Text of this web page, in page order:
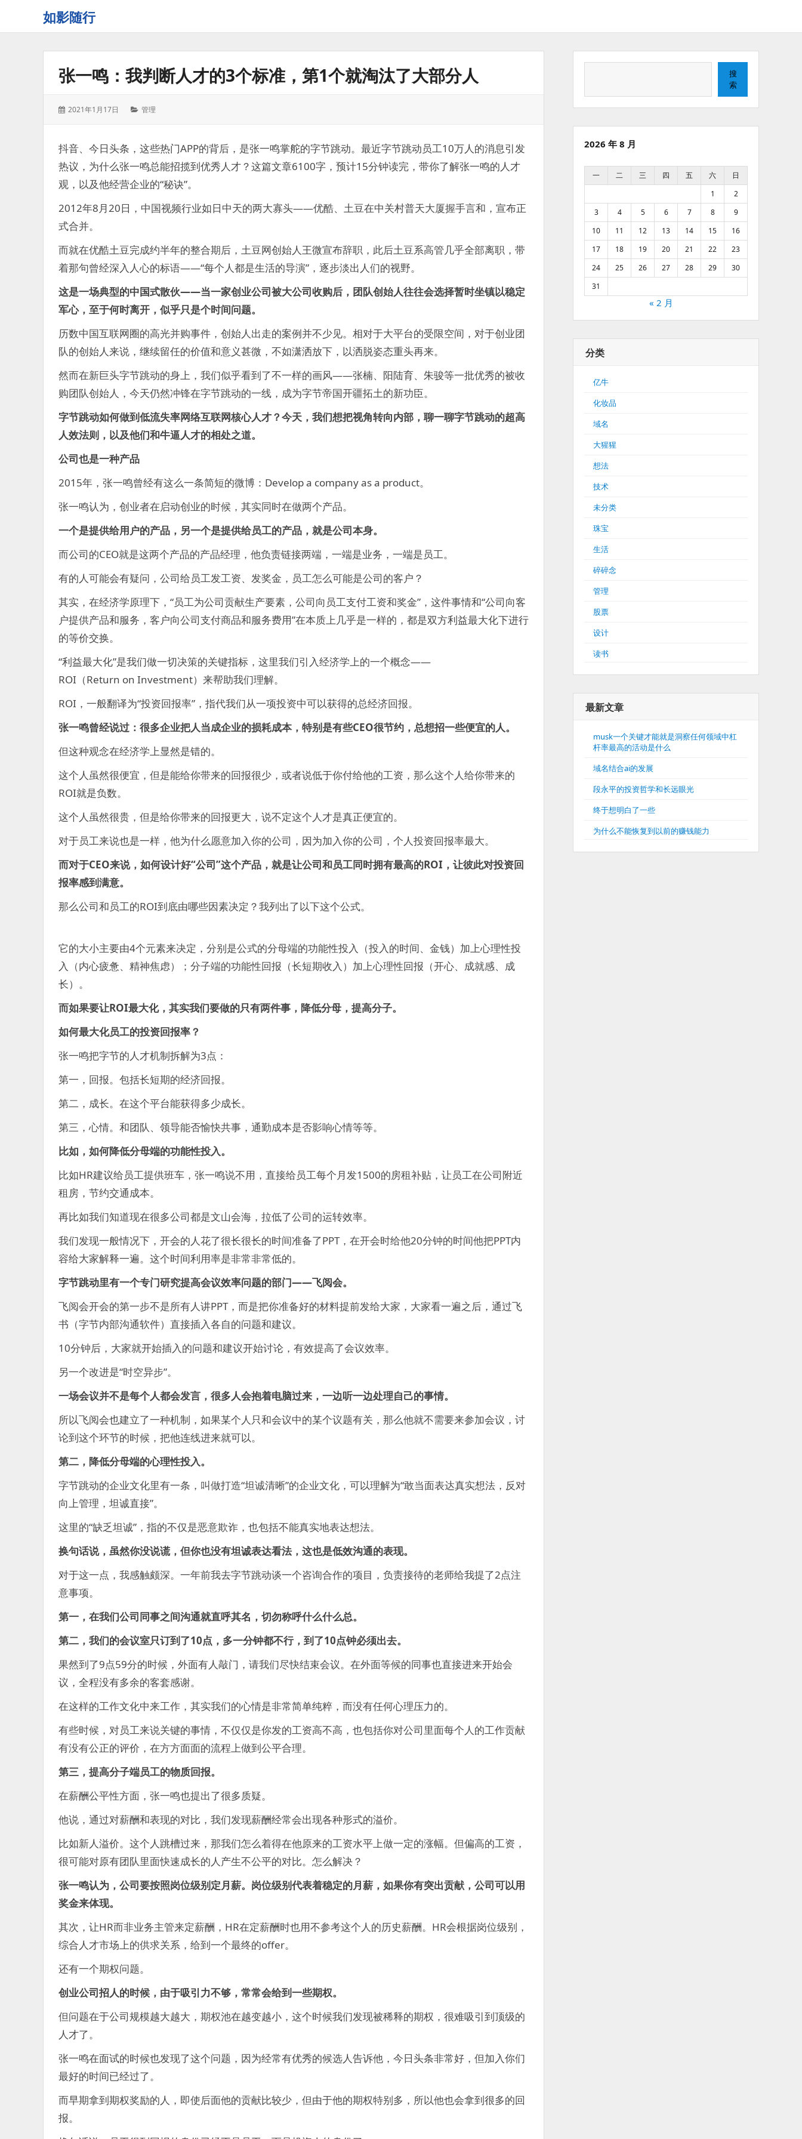
如影随行
果
的，
张一鸣：我判断人才的3个标准，第1个就淘汰了大部分人
发
2021年1月17日
分
管理
抖音、今日头条，这些热门APP的背后，是张一鸣掌舵的字节跳动。最近字节跳动员工10万人的消息引发
热议，为什么张一鸣总能招揽到优秀人才？这篇文章6100字，预计15分钟读完，带你了解张一鸣的人才
观，以及他经营企业的“秘诀”。
2012年8月20日，中国视频行业如日中天的两大寡头——优酷、土豆在中关村普天大厦握手言和，宣布正
式合并。
而就在优酷土豆完成约半年的整合期后，土豆网创始人王微宣布辞职，此后土豆系高管几乎全部离职，带
着那句曾经深入人心的标语——“每个人都是生活的导演”，逐步淡出人们的视野。
这是一场典型的中国式散伙——当一家创业公司被大公司收购后，团队创始人往往会选择暂时坐镇以稳定
军心，至于何时离开，似乎只是个时间问题。
历数中国互联网圈的高光并购事件，创始人出走的案例并不少见。相对于大平台的受限空间，对于创业团
队的创始人来说，继续留任的价值和意义甚微，不如潇洒放下，以洒脱姿态重头再来。
然而在新巨头字节跳动的身上，我们似乎看到了不一样的画风——张楠、阳陆育、朱骏等一批优秀的被收
购团队创始人，今天仍然冲锋在字节跳动的一线，成为字节帝国开疆拓土的新功臣。
字节跳动如何做到低流失率网络互联网核心人才？今天，我们想把视角转向内部，聊一聊字节跳动的超高
人效法则，以及他们和牛逼人才的相处之道。
公司也是一种产品
2015年，张一鸣曾经有这么一条简短的微博：Develop a company as a product。
张一鸣认为，创业者在启动创业的时候，其实同时在做两个产品。
一个是提供给用户的产品，另一个是提供给员工的产品，就是公司本身。
而公司的CEO就是这两个产品的产品经理，他负责链接两端，一端是业务，一端是员工。
有的人可能会有疑问，公司给员工发工资、发奖金，员工怎么可能是公司的客户？
其实，在经济学原理下，“员工为公司贡献生产要素，公司向员工支付工资和奖金”，这件事情和“公司向客
户提供产品和服务，客户向公司支付商品和服务费用”在本质上几乎是一样的，都是双方利益最大化下进行
的等价交换。
“利益最大化”是我们做一切决策的关键指标，这里我们引入经济学上的一个概念——
ROI（Return on Investment）来帮助我们理解。
ROI，一般翻译为“投资回报率”，指代我们从一项投资中可以获得的总经济回报。
张一鸣曾经说过：很多企业把人当成企业的损耗成本，特别是有些CEO很节约，总想招一些便宜的人。
但这种观念在经济学上显然是错的。
这个人虽然很便宜，但是能给你带来的回报很少，或者说低于你付给他的工资，那么这个人给你带来的
ROI就是负数。
这个人虽然很贵，但是给你带来的回报更大，说不定这个人才是真正便宜的。
对于员工来说也是一样，他为什么愿意加入你的公司，因为加入你的公司，个人投资回报率最大。
而对于CEO来说，如何设计好“公司”这个产品，就是让公司和员工同时拥有最高的ROI，让彼此对投资回
报率感到满意。
那么公司和员工的ROI到底由哪些因素决定？我列出了以下这个公式。
它的大小主要由4个元素来决定，分别是公式的分母端的功能性投入（投入的时间、金钱）加上心理性投
入（内心疲惫、精神焦虑）；分子端的功能性回报（长短期收入）加上心理性回报（开心、成就感、成
长）。
而如果要让ROI最大化，其实我们要做的只有两件事，降低分母，提高分子。
如何最大化员工的投资回报率？
张一鸣把字节的人才机制拆解为3点：
第一，回报。包括长短期的经济回报。
第二，成长。在这个平台能获得多少成长。
第三，心情。和团队、领导能否愉快共事，通勤成本是否影响心情等等。
比如，如何降低分母端的功能性投入。
比如HR建议给员工提供班车，张一鸣说不用，直接给员工每个月发1500的房租补贴，让员工在公司附近
租房，节约交通成本。
再比如我们知道现在很多公司都是文山会海，拉低了公司的运转效率。
我们发现一般情况下，开会的人花了很长很长的时间准备了PPT，在开会时给他20分钟的时间他把PPT内
容给大家解释一遍。这个时间利用率是非常非常低的。
字节跳动里有一个专门研究提高会议效率问题的部门——飞阅会。
飞阅会开会的第一步不是所有人讲PPT，而是把你准备好的材料提前发给大家，大家看一遍之后，通过飞
书（字节内部沟通软件）直接插入各自的问题和建议。
10分钟后，大家就开始插入的问题和建议开始讨论，有效提高了会议效率。
另一个改进是“时空异步”。
一场会议并不是每个人都会发言，很多人会抱着电脑过来，一边听一边处理自己的事情。
所以飞阅会也建立了一种机制，如果某个人只和会议中的某个议题有关，那么他就不需要来参加会议，讨
论到这个环节的时候，把他连线进来就可以。
第二，降低分母端的心理性投入。
字节跳动的企业文化里有一条，叫做打造“坦诚清晰”的企业文化，可以理解为“敢当面表达真实想法，反对
向上管理，坦诚直接”。
这里的“缺乏坦诚”，指的不仅是恶意欺诈，也包括不能真实地表达想法。
换句话说，虽然你没说谎，但你也没有坦诚表达看法，这也是低效沟通的表现。
对于这一点，我感触颇深。一年前我去字节跳动谈一个咨询合作的项目，负责接待的老师给我提了2点注
意事项。
第一，在我们公司同事之间沟通就直呼其名，切勿称呼什么什么总。
第二，我们的会议室只订到了10点，多一分钟都不行，到了10点钟必须出去。
果然到了9点59分的时候，外面有人敲门，请我们尽快结束会议。在外面等候的同事也直接进来开始会
议，全程没有多余的客套感谢。
在这样的工作文化中来工作，其实我们的心情是非常简单纯粹，而没有任何心理压力的。
有些时候，对员工来说关键的事情，不仅仅是你发的工资高不高，也包括你对公司里面每个人的工作贡献
有没有公正的评价，在方方面面的流程上做到公平合理。
第三，提高分子端员工的物质回报。
在薪酬公平性方面，张一鸣也提出了很多质疑。
他说，通过对薪酬和表现的对比，我们发现薪酬经常会出现各种形式的溢价。
比如新人溢价。这个人跳槽过来，那我们怎么着得在他原来的工资水平上做一定的涨幅。但偏高的工资，
很可能对原有团队里面快速成长的人产生不公平的对比。怎么解决？
张一鸣认为，公司要按照岗位级别定月薪。岗位级别代表着稳定的月薪，如果你有突出贡献，公司可以用
奖金来体现。
其次，让HR而非业务主管来定薪酬，HR在定薪酬时也用不参考这个人的历史薪酬。HR会根据岗位级别，
综合人才市场上的供求关系，给到一个最终的offer。
还有一个期权问题。
创业公司招人的时候，由于吸引力不够，常常会给到一些期权。
但问题在于公司规模越大越大，期权池在越变越小，这个时候我们发现被稀释的期权，很难吸引到顶级的
人才了。
张一鸣在面试的时候也发现了这个问题，因为经常有优秀的候选人告诉他，今日头条非常好，但加入你们
最好的时间已经过了。
而早期拿到期权奖励的人，即使后面他的贡献比较少，但由于他的期权特别多，所以他也会拿到很多的回
报。
搜
索
2026 年 8 月
一 二 三 四 五 六
日
1
2
3
4 5 6 7 8
9
10
11 12 13 14 15
16
17
18 19 20 21 22
23
24
25 26 27 28 29
30
31
« 2 月
分类
亿牛
化妆品
域名
大猩猩
想法
技术
未分类
珠宝
生活
碎碎念
管理
股票
设计
读书
最新文章
musk一个关键才能就是洞察任何领域中杠
杆率最高的活动是什么
域名结合ai的发展
段永平的投资哲学和长远眼光
终于想明白了一些
为什么不能恢复到以前的赚钱能力